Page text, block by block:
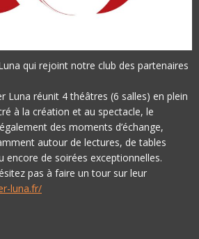
qui rejoint notre club des partenaires
Luna réunit 4 théâtres (6 salles) en plein
à la création et au spectacle, le
des moments d’échange,
autour de lectures, de tables
encore de soirées exceptionnelles.
pas à faire un tour sur leur
luna.fr/